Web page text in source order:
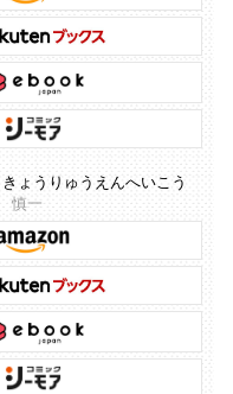
ょうりゅうえんへいこう
慎一